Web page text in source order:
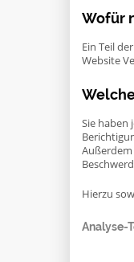
Wofür
Ein Teil
Website
Sie haben
Hierzu
Analyse-